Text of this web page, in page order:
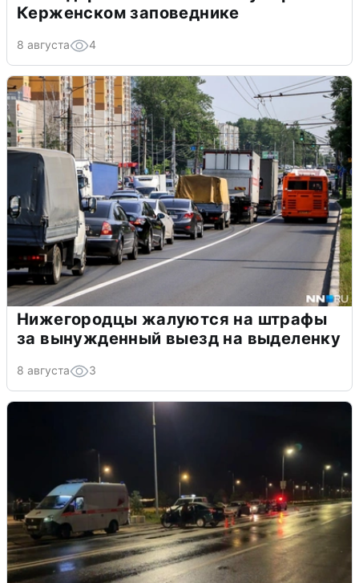
Керженском заповеднике
8 августа 4
Нижегородцы жалуются на штрафы
за вынужденный выезд на выделенку
8 августа 3